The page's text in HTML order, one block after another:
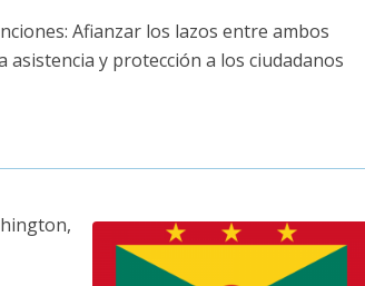
Afianzar los lazos entre ambos
asistencia y protección a los ciudadanos